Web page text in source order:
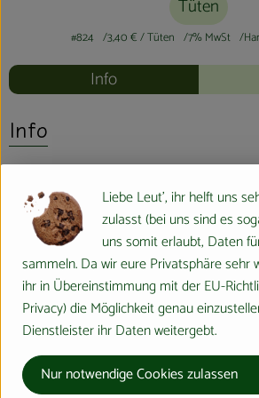
Tüten
#824 3,40 €/ Tüten 7% MwSt
Info
Info
Produktinformationen
Produktdatenblatt
Herkunft
Liebe Leut', ihr helft uns
zulasst (bei uns sind es
uns somit erlaubt, Daten
sammeln. Da wir eure Privatsphäre sehr
ihr in Übereinstimmung mit der EU-
Privacy) die Möglichkeit genau
Dienstleister ihr Daten weitergebt.
Nur notwendige Cookies zulassen